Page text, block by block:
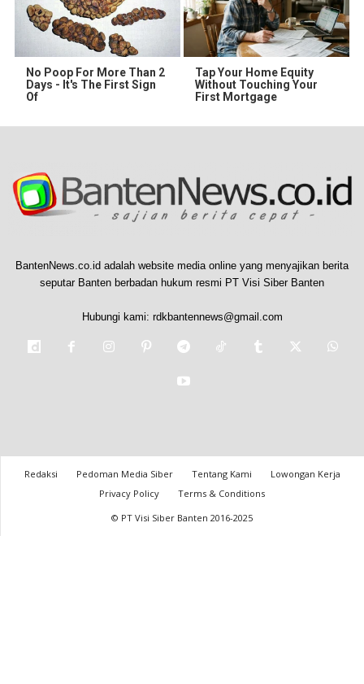
No Poop For More Than 2
Days - It's The First Sign
Of
Tap Your Home Equity
Without Touching Your
First Mortgage
BantenNews.co.id adalah website media online yang menyajikan berita
seputar Banten berbadan hukum resmi PT Visi Siber Banten
Hubungi kami: rdkbantennews@gmail.com
Redaksi Pedoman Media Siber Tentang Kami
Lowongan Kerja
Privacy Policy
Terms & Conditions
© PT Visi Siber Banten 2016-2025